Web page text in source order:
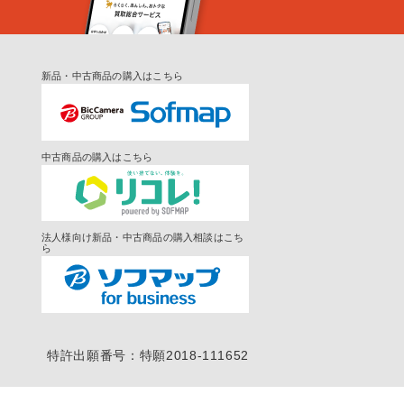
新品・中古商品の購入はこちら
中古商品の購入はこちら
法人様向け新品・中古商品の購入相談はこち
ら
特許出願番号：特願2018-111652